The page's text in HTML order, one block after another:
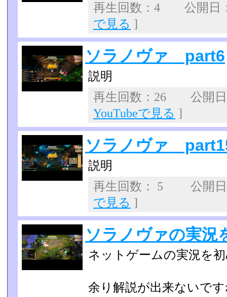
再生回数：4 公開
で見る ]
ソラノヴァ part6
説明
再生回数：26 公開
YouTubeで見る ]
ソラノヴァ
説明
再生回数： 5 公開
で見る ]
ソラノヴァの実況
ネットゲームの実況を
余り解説が出来ないです